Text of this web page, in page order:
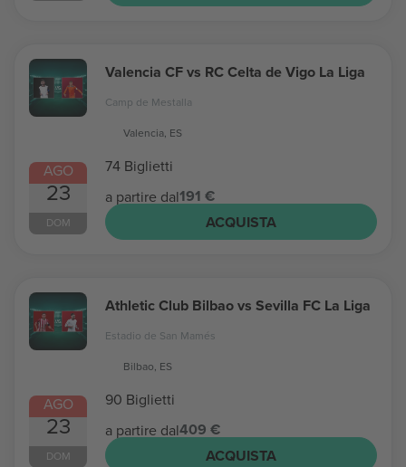
AGO
23
DOM
Valencia CF vs RC Celta de Vigo La Liga
Camp de Mestalla
Valencia, ES
74 Biglietti
a partire dal191 €
ACQUISTA
AGO
23
DOM
Athletic Club Bilbao vs Sevilla FC La Liga
Estadio de San Mamés
Bilbao, ES
90 Biglietti
a partire dal409 €
ACQUISTA